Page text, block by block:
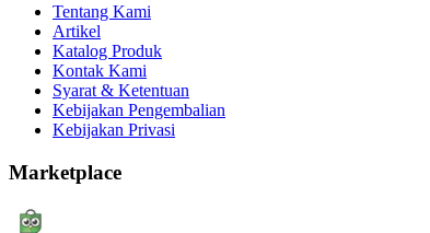
Tentang Kami
Artikel
Katalog Produk
Kontak Kami
Syarat & Ketentuan
Kebijakan Pengembalian
Kebijakan Privasi
Marketplace